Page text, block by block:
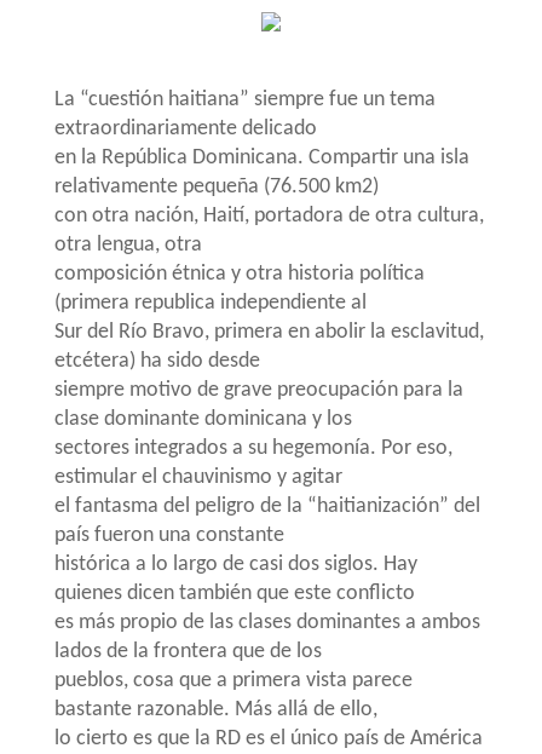
La “cuestión haitiana” siempre fue un tema
extraordinariamente delicado
en la República Dominicana. Compartir una isla
relativamente pequeña (76.500 km2)
con otra nación, Haití, portadora de otra cultura,
otra lengua, otra
composición étnica y otra historia política
(primera republica independiente al
Sur del Río Bravo, primera en abolir la esclavitud,
etcétera) ha sido desde
siempre motivo de grave preocupación para la
clase dominante dominicana y los
sectores integrados a su hegemonía. Por eso,
estimular el chauvinismo y agitar
el fantasma del peligro de la “haitianización” del
país fueron una constante
histórica a lo largo de casi dos siglos. Hay
quienes dicen también que este conflicto
es más propio de las clases dominantes a ambos
lados de la frontera que de los
pueblos, cosa que a primera vista parece
bastante razonable. Más allá de ello,
lo cierto es que la RD es el único país de América